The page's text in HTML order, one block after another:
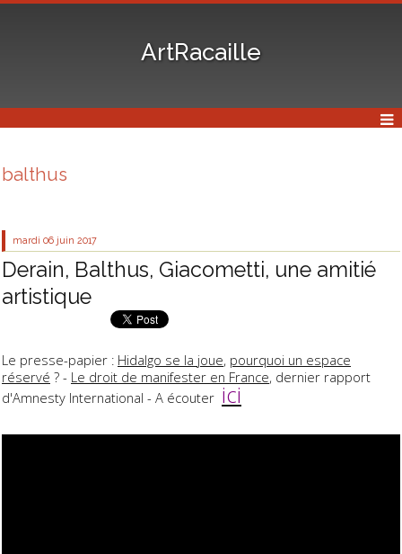
ArtRacaille
balthus
mardi 06 juin 2017
Derain, Balthus, Giacometti, une amitié
artistique
Le presse-papier : Hidalgo se la joue, pourquoi un espace
réservé ? - Le droit de manifester en France, dernier rapport
d'Amnesty International - A écouter ici